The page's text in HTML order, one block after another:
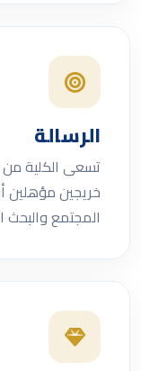
الرسالة
تسعى الكلية من
خريجين مؤهلين
المجتمع والبحث